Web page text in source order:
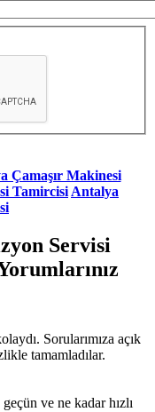
Çamaşır Makinesi
TamircisiAntalya
Servisi
Sorularımıza açık
tamamladılar.
ve ne kadar hızlı